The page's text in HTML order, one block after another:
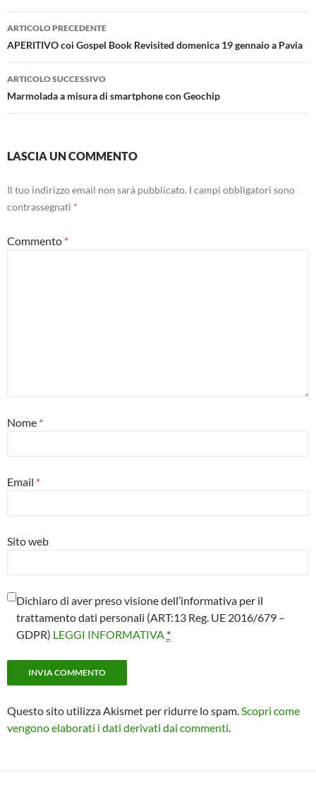
Navigazione
articolo
ARTICOLO PRECEDENTE
APERITIVO coi Gospel Book Revisited domenica 19 gennaio a Pavia
ARTICOLO SUCCESSIVO
Marmolada a misura di smartphone con Geochip
LASCIA UN COMMENTO
Il tuo indirizzo email non sarà pubblicato. I campi obbligatori sono
contrassegnati *
Commento *
Nome *
Email *
Sito web
Dichiaro di aver preso visione dell’informativa per il
trattamento dati personali (ART:13 Reg. UE 2016/679 –
GDPR) LEGGI INFORMATIVA *
Questo sito utilizza Akismet per ridurre lo spam.Scopri come
vengono elaborati i dati derivati dai commenti.